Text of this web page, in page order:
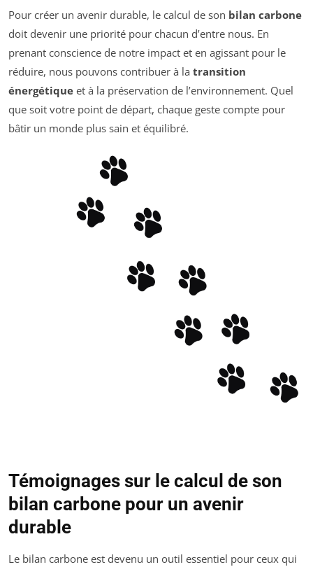
Pour créer un avenir durable, le calcul de son bilan carbone
doit devenir une priorité pour chacun d’entre nous. En
prenant conscience de notre impact et en agissant pour le
réduire, nous pouvons contribuer à la transition
énergétique et à la préservation de l’environnement. Quel
que soit votre point de départ, chaque geste compte pour
bâtir un monde plus sain et équilibré.
Témoignages sur le calcul de son
bilan carbone pour un avenir
durable
Le bilan carbone est devenu un outil essentiel pour ceux qui